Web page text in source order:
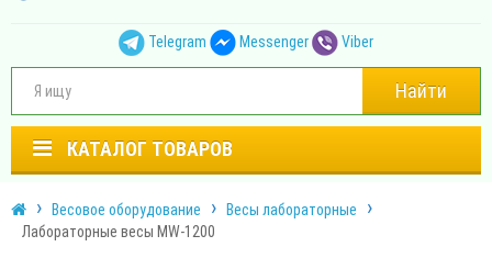
Telegram Messenger Viber
Найти
КАТАЛОГ ТОВАРОВ
Весовое оборудование
Весы лабораторные
Лабораторные весы MW-1200